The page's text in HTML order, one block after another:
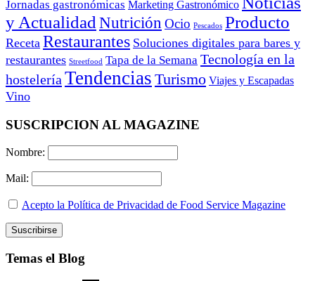
Jornadas gastronómicas Marketing Gastronómico
y Actualidad Nutrición Ocio Pescados Producto
Receta Restaurantes Soluciones digitales para bares y
restaurantes Streetfood Tapa de la Semana Tecnología en la
hostelería Tendencias Turismo Viajes y Escapadas
Vino
SUSCRIPCION AL MAGAZINE
Nombre:
Mail:
Acepto la Política de Privacidad de Food Service Magazine
Temas el Blog